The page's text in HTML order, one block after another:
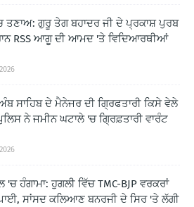
ਤਣਾਅ: ਗੁਰੂ ਤੇਗ ਬਹਾਦਰ ਜੀ ਦੇ ਪ੍ਰਕਾਸ਼ ਪੁਰਬ
RSS ਆਗੂ ਦੀ ਆਮਦ 'ਤੇ ਵਿਦਿਆਰਥੀਆਂ
ਸਾਹਿਬ ਦੇ ਮੈਨੇਜਰ ਦੀ ਗ੍ਰਿਫਤਾਰੀ ਕਿਸੇ ਵੇਲੇ
ਨੇ ਜਮੀਨ ਘਟਾਲੇ 'ਚ ਗ੍ਰਿਫ਼ਤਾਰੀ ਵਾਰੰਟ
'ਚ ਹੰਗਾਮਾ: ਹੁਗਲੀ ਵਿੱਚ TMC-BJP ਵਰਕਰਾਂ
ਸਾਂਸਦ ਕਲਿਆਣ ਬਨਰਜੀ ਦੇ ਸਿਰ 'ਤੇ ਲੱਗੀ